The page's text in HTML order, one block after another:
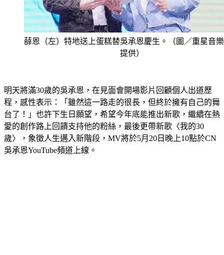
薛恩（左）特地送上蛋糕替吳承恩慶生。（圖／重星音
提供）
明天將滿30歲的吳承恩，在見面會開場影片回顧個人出道歷
程，感性表示：「雖然這一路走的很長，但終於擁有自己的舞
台了！」也許下生日願望，希望今年底能推出新歌，繼續在熱
愛的創作路上回饋支持他的粉絲，最後更帶新歌〈我的30
歲〉，象徵人生邁入新階段，MV將於5月20日晚上10點於CN
吳承恩YouTube頻道上線。